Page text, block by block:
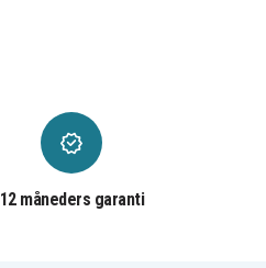
12 måneders garanti